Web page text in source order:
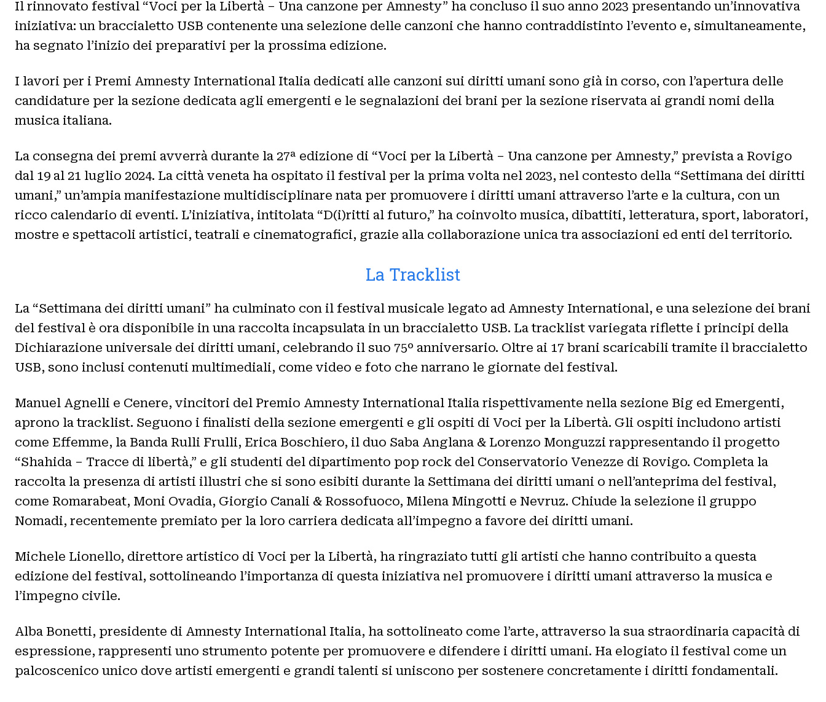
Il rinnovato festival “Voci per la Libertà – Una canzone per Amnesty” ha concluso il suo anno 2023 presentando un’innovativa
iniziativa: un braccialetto USB contenente una selezione delle canzoni che hanno contraddistinto l’evento e, simultaneamente,
ha segnato l’inizio dei preparativi per la prossima edizione.
I lavori per i Premi Amnesty International Italia dedicati alle canzoni sui diritti umani sono già in corso, con l’apertura delle
candidature per la sezione dedicata agli emergenti e le segnalazioni dei brani per la sezione riservata ai grandi nomi della
musica italiana.
La consegna dei premi avverrà durante la 27ª edizione di “Voci per la Libertà – Una canzone per Amnesty,” prevista a Rovigo
dal 19 al 21 luglio 2024. La città veneta ha ospitato il festival per la prima volta nel 2023, nel contesto della “Settimana dei diritti
umani,” un’ampia manifestazione multidisciplinare nata per promuovere i diritti umani attraverso l’arte e la cultura, con un
ricco calendario di eventi. L’iniziativa, intitolata “D(i)ritti al futuro,” ha coinvolto musica, dibattiti, letteratura, sport, laboratori,
mostre e spettacoli artistici, teatrali e cinematografici, grazie alla collaborazione unica tra associazioni ed enti del territorio.
La Tracklist
La “Settimana dei diritti umani” ha culminato con il festival musicale legato ad Amnesty International, e una selezione dei brani
del festival è ora disponibile in una raccolta incapsulata in un braccialetto USB. La tracklist variegata riflette i principi della
Dichiarazione universale dei diritti umani, celebrando il suo 75º anniversario. Oltre ai 17 brani scaricabili tramite il braccialetto
USB, sono inclusi contenuti multimediali, come video e foto che narrano le giornate del festival.
Manuel Agnelli e Cenere, vincitori del Premio Amnesty International Italia rispettivamente nella sezione Big ed Emergenti,
aprono la tracklist. Seguono i finalisti della sezione emergenti e gli ospiti di Voci per la Libertà. Gli ospiti includono artisti
come Effemme, la Banda Rulli Frulli, Erica Boschiero, il duo Saba Anglana & Lorenzo Monguzzi rappresentando il progetto
“Shahida – Tracce di libertà,” e gli studenti del dipartimento pop rock del Conservatorio Venezze di Rovigo. Completa la
raccolta la presenza di artisti illustri che si sono esibiti durante la Settimana dei diritti umani o nell’anteprima del festival,
come Romarabeat, Moni Ovadia, Giorgio Canali & Rossofuoco, Milena Mingotti e Nevruz. Chiude la selezione il gruppo
Nomadi, recentemente premiato per la loro carriera dedicata all’impegno a favore dei diritti umani.
Michele Lionello, direttore artistico di Voci per la Libertà, ha ringraziato tutti gli artisti che hanno contribuito a questa
edizione del festival, sottolineando l’importanza di questa iniziativa nel promuovere i diritti umani attraverso la musica e
l’impegno civile.
Alba Bonetti, presidente di Amnesty International Italia, ha sottolineato come l’arte, attraverso la sua straordinaria capacità di
espressione, rappresenti uno strumento potente per promuovere e difendere i diritti umani. Ha elogiato il festival come un
palcoscenico unico dove artisti emergenti e grandi talenti si uniscono per sostenere concretamente i diritti fondamentali.